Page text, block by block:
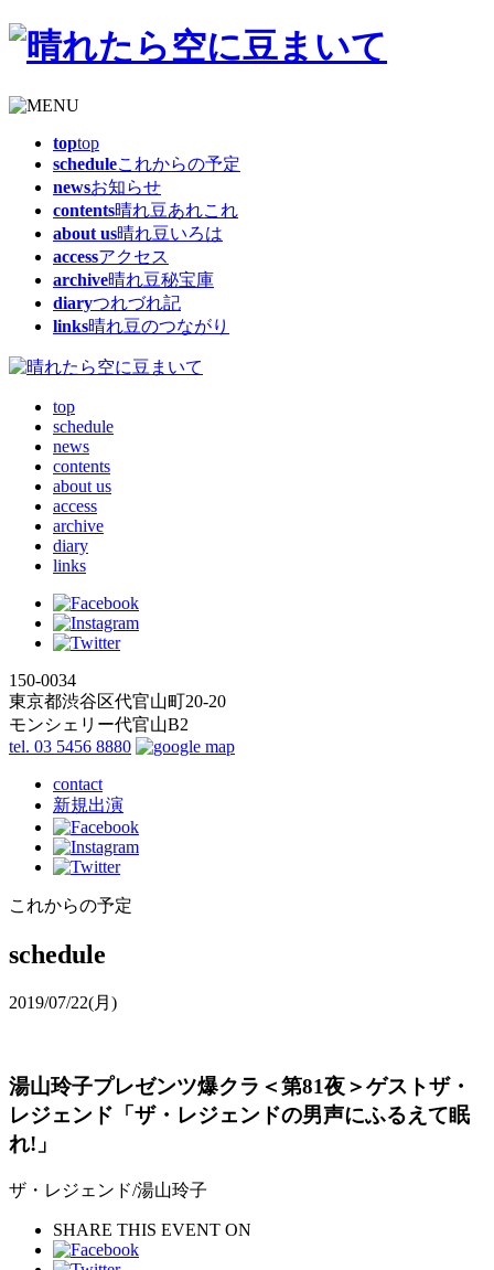
toptop
scheduleこれからの予定
newsお知らせ
contents晴れ豆あれこれ
about us晴れ豆いろは
accessアクセス
archive晴れ豆秘宝庫
diaryつれづれ記
links晴れ豆のつながり
top
schedule
news
contents
about us
access
archive
diary
links
150-0034
東京都渋谷区代官山町20-20
モンシェリー代官山B2
tel. 03 5456 8880
contact
新規出演
これからの予定
schedule
2019/07/22(月)
湯山玲子プレゼンツ爆クラ＜第81夜＞ゲストザ・
レジェンド「ザ・レジェンドの男声にふるえて眠
れ!」
ザ・レジェンド/湯山玲子
SHARE THIS EVENT ON